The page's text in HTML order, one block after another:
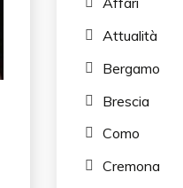
Attualità
Bergamo
Brescia
Como
Cremona